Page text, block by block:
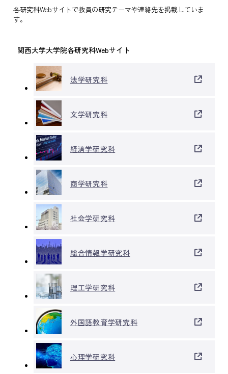
各研究科Webサイトで教員の研究テーマや連絡先を掲載していま
す。
関西大学大学院各研究科Webサイト
法学研究科
文学研究科
経済学研究科
商学研究科
社会学研究科
総合情報学研究科
理工学研究科
外国語教育学研究科
心理学研究科